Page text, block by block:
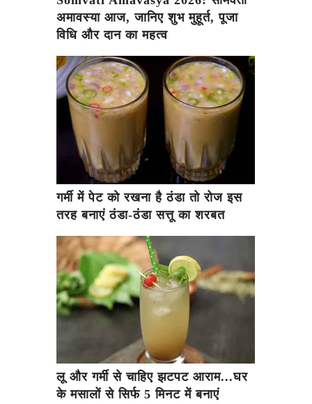
अमावस्या आज, जानिए शुभ मुहूर्त, पूजा
विधि और दान का महत्व
गर्मी में पेट को रखना है ठंडा तो रोज इस
तरह बनाएं ठंडा-ठंडा सत्तू का शरबत
लू और गर्मी से चाहिए झटपट आराम...घर
के मसालों से सिर्फ 5 मिनट में बनाएं